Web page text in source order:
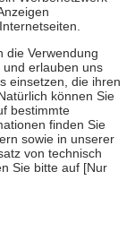
Gesundheit zu
zu unterstützen,
18. Lebensjahr
die von der